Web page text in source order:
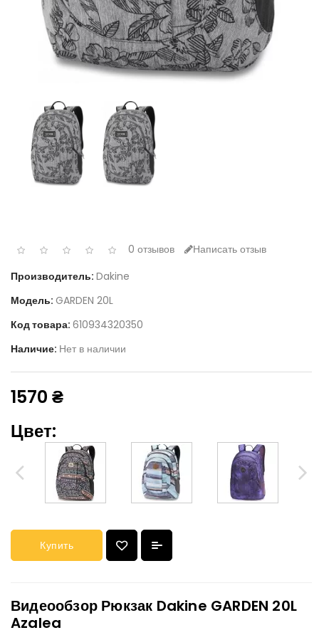
0 отзывов
Написать отзыв
Производитель: Dakine
Модель: GARDEN 20L
Код товара: 610934320350
Наличие: Нет в наличии
1570 ₴
Цвет:
Купить
Видеообзор Рюкзак Dakine GARDEN 20L
Azalea